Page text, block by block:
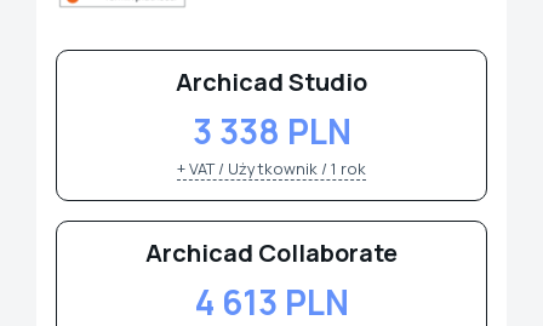
Archicad Studio
3 338 PLN
+ VAT / Użytkownik / 1 rok
Archicad Collaborate
4 613 PLN